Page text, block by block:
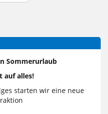
Sommerurlaub
auf alles!
starten wir eine neue